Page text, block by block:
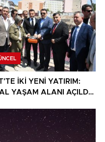
İKİ YENİ YATIRIM:
YAŞAM ALANI AÇILDI,